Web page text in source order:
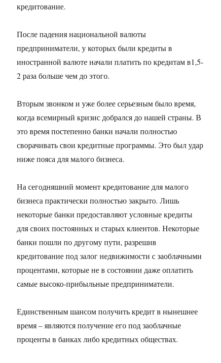
кредитование.
После падения национальной валюты
предприниматели, у которых были кредиты в
иностранной валюте начали платить по кредитам в1,5-
2 раза больше чем до этого.
Вторым звонком и уже более серьезным было время,
когда всемирный кризис добрался до нашей страны. В
это время постепенно банки начали полностью
сворачивать свои кредитные программы. Это был удар
ниже пояса для малого бизнеса.
На сегодняшний момент кредитование для малого
бизнеса практически полностью закрыто. Лишь
некоторые банки предоставляют условные кредиты
для своих постоянных и старых клиентов. Некоторые
банки пошли по другому пути, разрешив
кредитование под залог недвижимости с заоблачными
процентами, которые не в состоянии даже оплатить
самые высоко-прибыльные предприниматели.
Единственным шансом получить кредит в нынешнее
время – являются получение его под заоблачные
проценты в банках либо кредитных обществах.